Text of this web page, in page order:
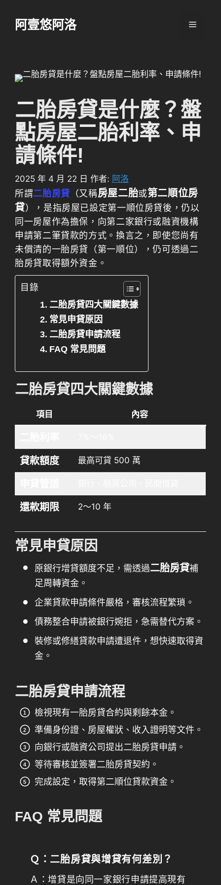
阿壹悠阿洛 選
二胎房貸是什麼？盤
點房屋二胎利率、申
請條件!
2025 年 4 月 22 日 作者: 阿洛
所謂二胎房貸 （又稱房屋二胎或第二順位房
貸），是指房屋已設定第一順位房貸後，仍以
同一房屋作為擔保，向第二家銀行或融資機構
申請第二筆貸款的方式。換言之，即使您尚有
未償清的一胎房貸（第一順位），仍可透過二
胎房貸取得額外資金。
目錄
二胎房貸四大關鍵數據
常見申貸原因
二胎房貸申請流程
FAQ 常見問題
二胎房貸四大關鍵數據
項目 內容
貸款額度 最高可貸 500 萬
還款期限 2～10 年
常見申貸原因
原銀行增貸額度不足，需透過二胎房貸補
足周轉資金。
企業貸款申請條件嚴格，審核流程繁瑣。
債務整合申請被銀行婉拒，急需替代方案。
裝修或修繕貸款申請遭退件，想快速取得資
金。
二胎房貸申請流程
檢視現有一胎房貸合約與剩餘本金。
準備身份證、房屋權狀、收入證明等文件。
向銀行或融資公司提出二胎房貸申請。
等待審核並簽署二胎房貸契約。
完成設定，取得第二順位貸款資金。
FAQ 常見問題
Ｑ：二胎房貸與增貸有何差別？
Ａ：增貸是向同一家銀行申請提高現有